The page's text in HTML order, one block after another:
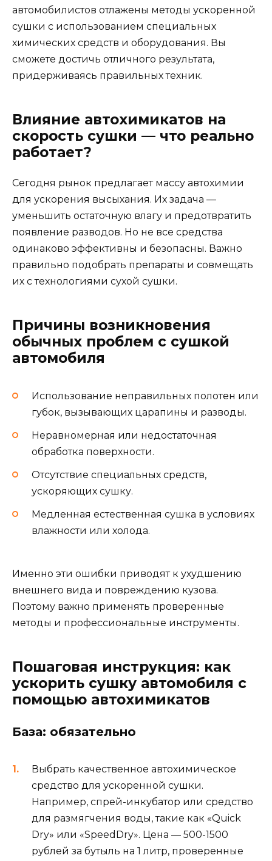
автомобилистов отлажены методы ускоренной
сушки с использованием специальных
химических средств и оборудования. Вы
сможете достичь отличного результата,
придерживаясь правильных техник.
Влияние автохимикатов на
скорость сушки — что реально
работает?
Сегодня рынок предлагает массу автохимии
для ускорения высыхания. Их задача —
уменьшить остаточную влагу и предотвратить
появление разводов. Но не все средства
одинаково эффективны и безопасны. Важно
правильно подобрать препараты и совмещать
их с технологиями сухой сушки.
Причины возникновения
обычных проблем с сушкой
автомобиля
Использование неправильных полотен или
губок, вызывающих царапины и разводы.
Неравномерная или недостаточная
обработка поверхности.
Отсутствие специальных средств,
ускоряющих сушку.
Медленная естественная сушка в условиях
влажности или холода.
Именно эти ошибки приводят к ухудшению
внешнего вида и повреждению кузова.
Поэтому важно применять проверенные
методы и профессиональные инструменты.
Пошаговая инструкция: как
ускорить сушку автомобиля с
помощью автохимикатов
База: обязательно
Выбрать качественное автохимическое
средство для ускоренной сушки.
Например, спрей-инкубатор или средство
для размягчения воды, такие как «Quick
Dry» или «SpeedDry». Цена — 500-1500
рублей за бутыль на 1 литр, проверенные